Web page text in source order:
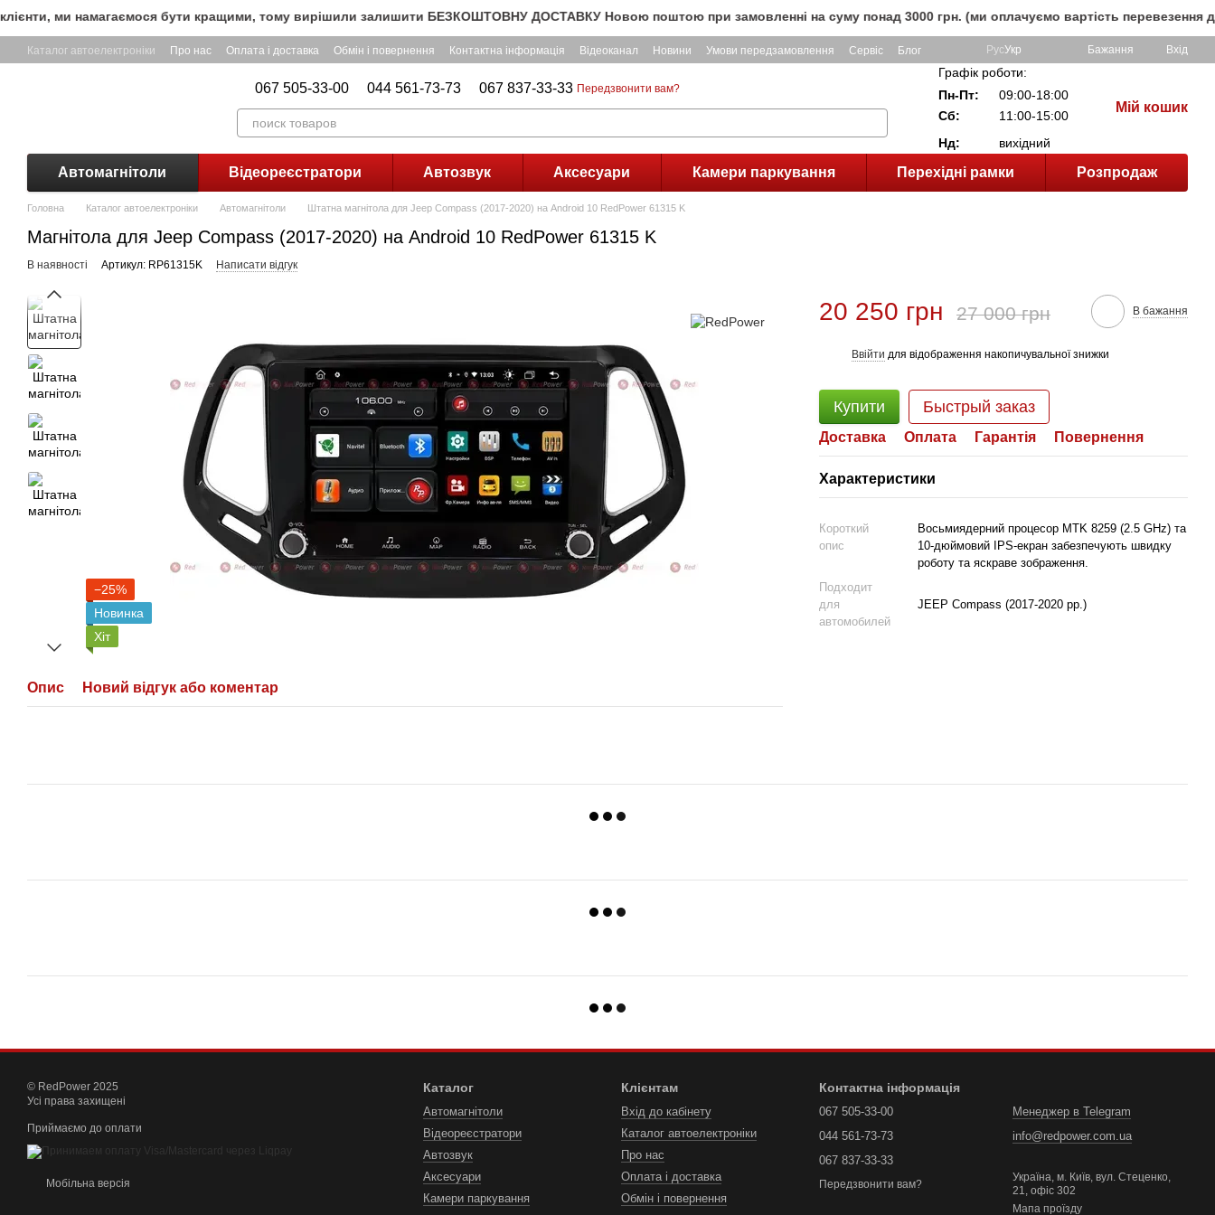
Перейти до основного контенту
ми намагаємося бути кращими, тому вирішили залишити БЕЗКОШТОВНУ ДОСТАВКУ Новою поштою при замовленні на суму понад 3000 грн. (ми оплачуємо вартість перевезення до
Каталог автоелектроніки Про нас Оплата і доставка Обмін і повернення Контактна інформація Відеоканал Новини Умови передзамовлення Сервіс Блог РусУкр Бажання Вхід
067 505-33-00 044 561-73-73 067 837-33-33 Передзвонити вам?
Графік роботи:
Пн-Пт:
09:00-18:00
Сб:
11:00-15:00
Нд:
вихідний
Мій кошик
Автомагнітоли Відеореєстратори Автозвук Аксесуари Камери паркування Перехідні рамки Розпродаж
Головна Каталог автоелектроніки Автомагнітоли Штатна магнітола для Jeep Compass (2017-2020) на Android 10 RedPower 61315 K
Магнітола для Jeep Compass (2017-2020) на Android 10 RedPower 61315 K
В наявності Артикул: RP61315K Написати відгук
−25%
Новинка
Хіт
Опис Новий відгук або коментар
20 250 грн 27 000 грн В бажання
Ввійти для відображення накопичувальної знижки
Купити Быстрый заказ
Доставка Оплата Гарантія Повернення
Характеристики
Короткий
опис
Восьмиядерний процесор MTK 8259 (2.5 GHz) та
10-дюймовий IPS-екран забезпечують швидку
роботу та яскраве зображення.
Подходит
для
автомобилей
JEEP Compass (2017-2020 рр.)
© RedPower 2025
Усі права захищені
Приймаємо до оплати
Мобільна версія
Каталог
Автомагнітоли
Відеореєстратори
Автозвук
Аксесуари
Камери паркування
Клієнтам
Вхід до кабінету
Каталог автоелектроніки
Про нас
Оплата і доставка
Обмін і повернення
Контактна інформація
067 505-33-00
044 561-73-73
067 837-33-33
Передзвонити вам?
Менеджер в Telegram
info@redpower.com.ua
Україна, м. Київ, вул. Стеценко,
21, офіс 302
Мапа проїзду